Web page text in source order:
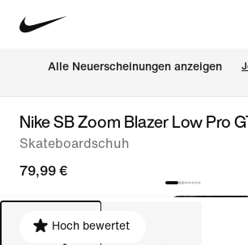
Alle Neuerscheinungen anzeigen
Nike SB Zoom Blazer Low Pro
Skateboardschuh
79,99 €
Hoch bewertet